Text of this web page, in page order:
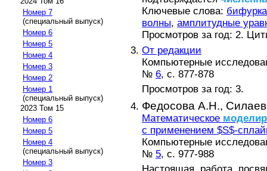
Номер 7
(специальный выпуск)
Номер 6
Номер 5
Номер 4
Номер 3
Номер 2
Номер 1
(специальный выпуск)
2023 Том 15
Номер 6
Номер 5
Номер 4
(специальный выпуск)
Номер 3
Ключевые слова:
волны, амплитудные
Просмотров за год: 2.
От редакции
Компьютерные
№ 6, с. 877-878
Просмотров за год: 3.
Федосова А.Н.,
Математическое
с применением $S$-
Компьютерные
№ 5, с. 977-988